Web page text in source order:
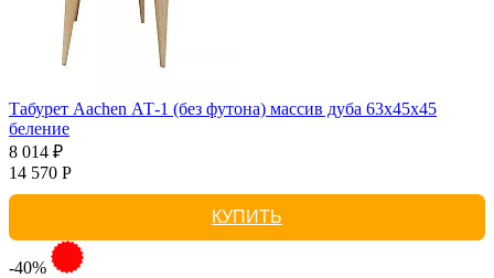
Табурет Aachen АТ-1 (без футона) массив дуба 63х45х45
беление
8 014 ₽
14 570 Р
КУПИТЬ
-40%